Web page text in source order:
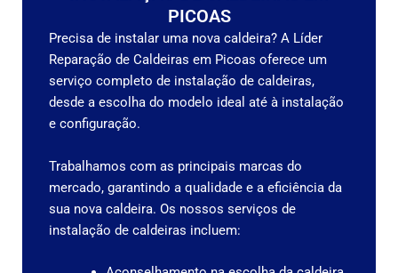
PICOAS
Precisa de instalar uma nova caldeira? A Líder
Reparação de Caldeiras em Picoas oferece um
serviço completo de instalação de caldeiras,
desde a escolha do modelo ideal até à instalação
e configuração.
Trabalhamos com as principais marcas do
mercado, garantindo a qualidade e a eficiência da
sua nova caldeira. Os nossos serviços de
instalação de caldeiras incluem: